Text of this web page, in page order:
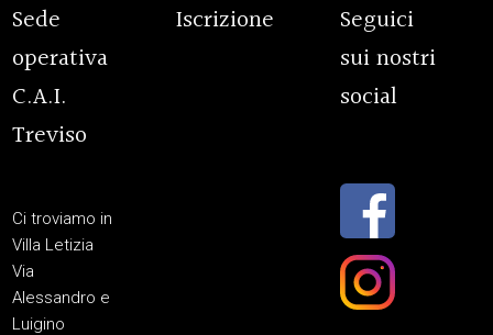
Sede
operativa
C.A.I.
Treviso
Ci troviamo in
Villa Letizia
Via
Alessandro e
Luigino
Iscrizione
Seguici
sui nostri
social